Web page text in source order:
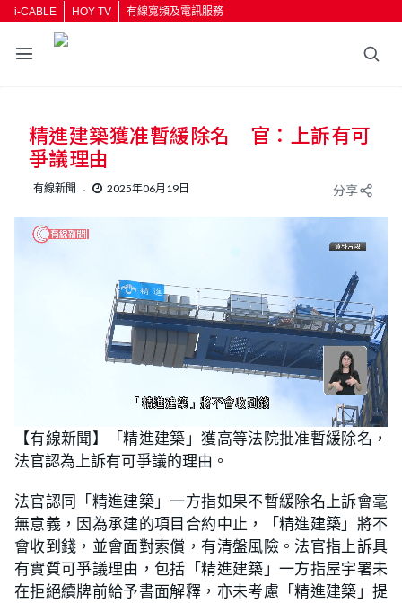
i-CABLE HOY TV 有線寬頻及電訊服務
按輸入鍵開始搜尋
精進建築獲准暫緩除名 官：上訴有可
爭議理由
有線新聞 2025年06月19日 分享
m
e
a
d
e
d
1
.
2
2
%
【有線新聞】「精進建築」獲高等法院批准暫緩除名，
法官認為上訴有可爭議的理由。
法官認同「精進建築」一方指如果不暫緩除名上訴會毫
無意義，因為承建的項目合約中止，「精進建築」將不
會收到錢，並會面對索償，有清盤風險。法官指上訴具
有實質可爭議理由，包括「精進建築」一方指屋宇署未
在拒絕續牌前給予書面解釋，亦未考慮「精進建築」提